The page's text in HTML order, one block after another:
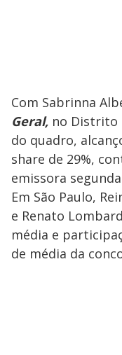
Com Sabrinna
Geral, no Distrito
do quadro,
share de 29%,
emissora
Em São Paulo,
e Renato
média e
de média da